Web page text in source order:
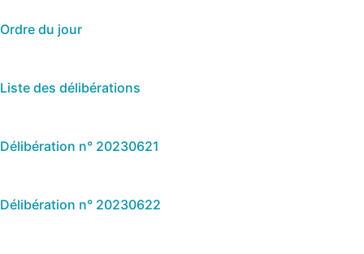
Ordre du jour
Liste des délibérations
Délibération n° 20230621
Délibération n° 20230622